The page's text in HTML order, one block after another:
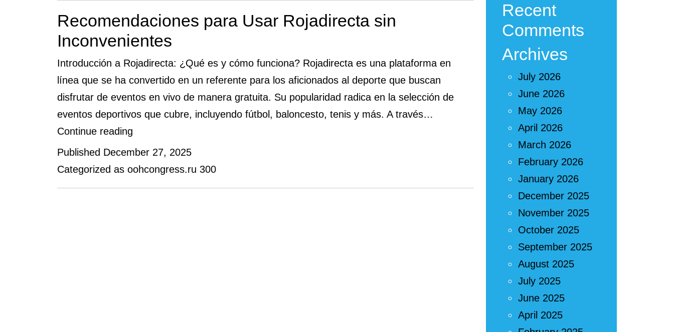
Recent
Comments
Archives
July 2026
June 2026
May 2026
April 2026
March 2026
February 2026
January 2026
December 2025
November 2025
October 2025
September 2025
August 2025
July 2025
June 2025
April 2025
Park
Köln
City
West:
Direkt
Recomendaciones para Usar Rojadirecta sin
Inconvenientes
Introducción a Rojadirecta: ¿Qué es y cómo funciona? Rojadirecta es una plataforma en
línea que se ha convertido en un referente para los aficionados al deporte que buscan
disfrutar de eventos en vivo de manera gratuita. Su popularidad radica en la selección de
eventos deportivos que cubre, incluyendo fútbol, baloncesto, tenis y más. A través…
Continue reading
para
Usar
Published December 27, 2025
Categorized as oohcongress.ru 300